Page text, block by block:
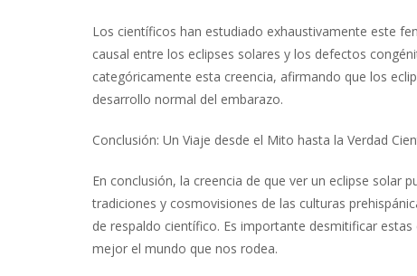
Los científicos han estudiado exhaustivamente este
causal entre los eclipses solares y los defectos
categóricamente esta creencia, afirmando que los
desarrollo normal del embarazo.
Conclusión: Un Viaje desde el Mito hasta la Verdad
En conclusión, la creencia de que ver un eclipse solar
tradiciones y cosmovisiones de las culturas
de respaldo científico. Es importante desmitificar
mejor el mundo que nos rodea.